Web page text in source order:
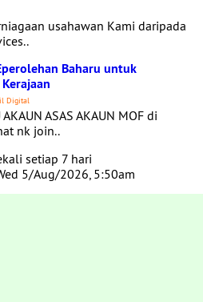
usahawan Kami daripada
Baharu untuk
Digital
ASAS AKAUN MOF di
nk join..
setiap 7 hari
5/Aug/2026, 5:50am